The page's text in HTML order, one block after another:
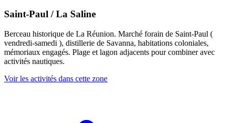
Saint-Paul / La Saline
Berceau historique de La Réunion. Marché forain de Saint-Paul (
vendredi-samedi ), distillerie de Savanna, habitations coloniales,
mémoriaux engagés. Plage et lagon adjacents pour combiner avec
activités nautiques.
Voir les activités dans cette zone